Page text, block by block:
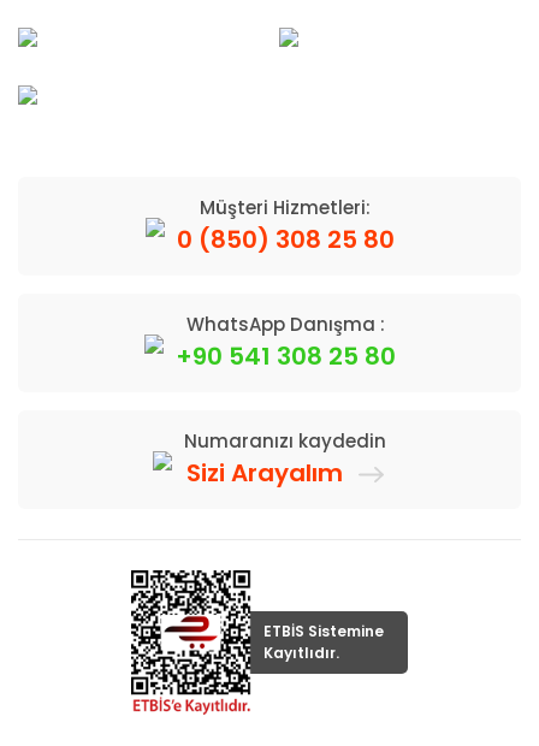
Müşteri Hizmetleri:
0 (850) 308 25 80
WhatsApp Danışma :
+90 541 308 25 80
Numaranızı kaydedin
Sizi Arayalım
ETBİS Sistemine
Kayıtlıdır.